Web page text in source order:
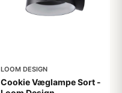
LOOM DESIGN
Cookie Væglampe Sort -